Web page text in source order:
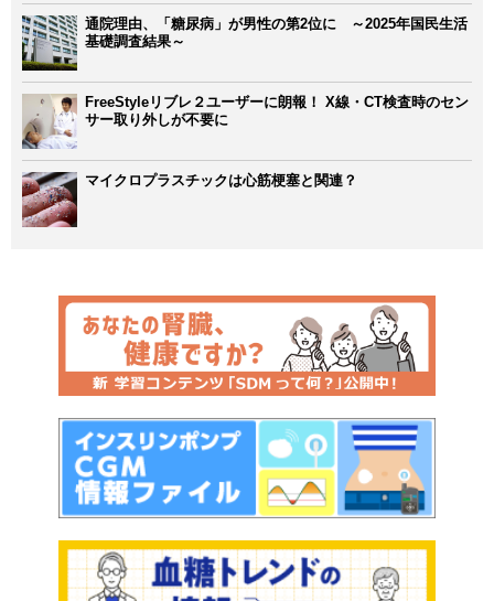
通院理由、「糖尿病」が男性の第2位に ～2025年国民生活
基礎調査結果～
FreeStyleリブレ２ユーザーに朗報！ X線・CT検査時のセン
サー取り外しが不要に
マイクロプラスチックは心筋梗塞と関連？